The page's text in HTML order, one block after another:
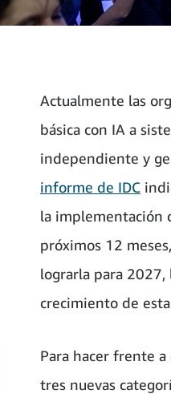
Actualmente las
básica con IA a
independiente y
informe de IDC
la implementación
próximos 12
lograrla para
crecimiento de
Para hacer frente a
tres nuevas